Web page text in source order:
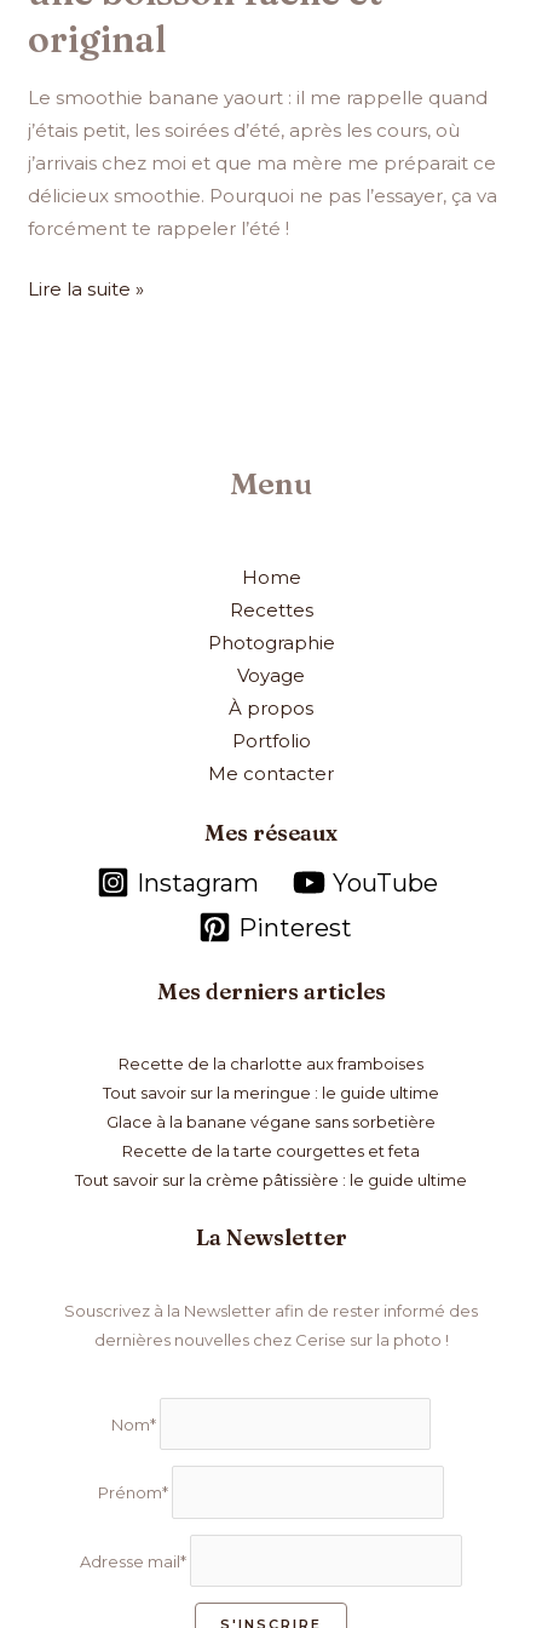
original
Le smoothie banane yaourt : il me rappelle quand
j’étais petit, les soirées d’été, après les cours, où
j’arrivais chez moi et que ma mère me préparait ce
délicieux smoothie. Pourquoi ne pas l’essayer, ça va
forcément te rappeler l’été !
Lire la suite »
Menu
Home
Recettes
Photographie
Voyage
À propos
Portfolio
Me contacter
Mes réseaux
Instagram
YouTube
Pinterest
Mes derniers articles
Recette de la charlotte aux framboises
Tout savoir sur la meringue : le guide ultime
Glace à la banane végane sans sorbetière
Recette de la tarte courgettes et feta
Tout savoir sur la crème pâtissière : le guide ultime
La Newsletter
Souscrivez à la Newsletter afin de rester informé des
dernières nouvelles chez Cerise sur la photo !
Nom*
Prénom*
Adresse mail*